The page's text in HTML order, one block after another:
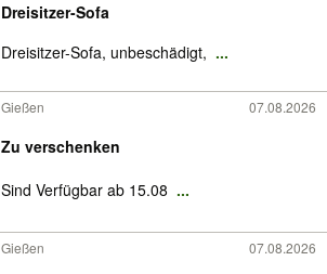
Dreisitzer-Sofa
Dreisitzer-Sofa, unbeschädigt, ...
Gießen 07.08.2026
Zu verschenken
Sind Verfügbar ab 15.08 ...
Gießen 07.08.2026